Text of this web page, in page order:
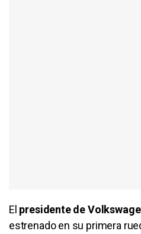
El presidente de
estrenado en su primera